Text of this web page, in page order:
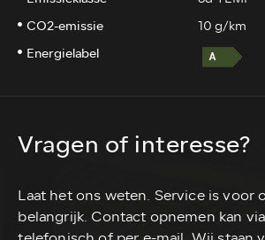
CO2-emissie
10 g/km
Energielabel
Vragen of interesse?
Laat het ons weten. Service is voor
belangrijk. Contact opnemen kan